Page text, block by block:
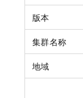
版本
集群名称
地域